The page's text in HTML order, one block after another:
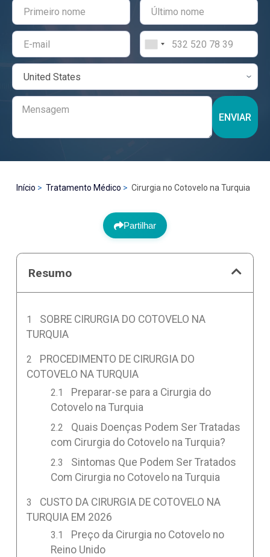
ENVIAR
Início Tratamento Médico Cirurgia no Cotovelo na Turquia
Partilhar
Resumo
SOBRE CIRURGIA DO COTOVELO NA
TURQUIA
PROCEDIMENTO DE CIRURGIA DO
COTOVELO NA TURQUIA
Preparar-se para a Cirurgia do
Cotovelo na Turquia
Quais Doenças Podem Ser Tratadas
com Cirurgia do Cotovelo na Turquia?
Sintomas Que Podem Ser Tratados
Com Cirurgia no Cotovelo na Turquia
CUSTO DA CIRURGIA DE COTOVELO NA
TURQUIA EM 2026
Preço da Cirurgia no Cotovelo no
Reino Unido